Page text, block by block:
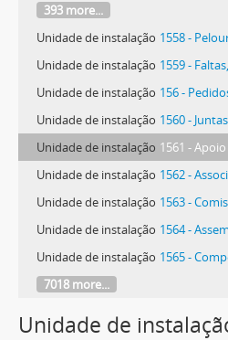
393 more...
Unidade de instalação 1558 -
Unidade de instalação 1559 - Faltas,
Unidade de instalação 156 - Pedidos e
Unidade de instalação 1560 -
Unidade de instalação 1561 - Apoio a
Unidade de instalação 1562 - Associações
Unidade de instalação 1563 -
Unidade de instalação 1564 -
Unidade de instalação 1565 -
7018 more...
Unidade de